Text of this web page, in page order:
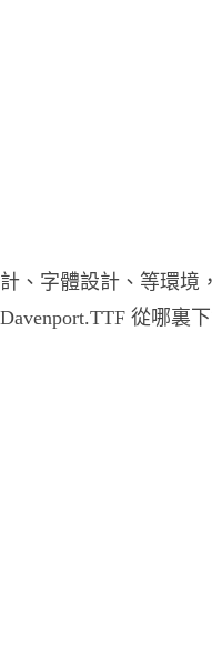
計、字體設計、等環境
Davenport.TTF 從哪裏